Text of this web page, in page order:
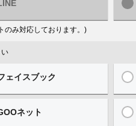
のみ対応しております。)
ェイスブック
ネット